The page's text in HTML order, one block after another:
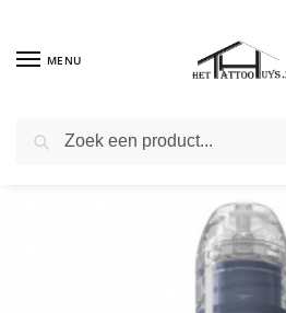
MENU